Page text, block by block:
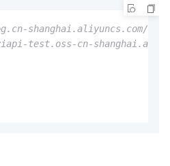
shanghai.aliyuncs.com/
test.oss-cn-